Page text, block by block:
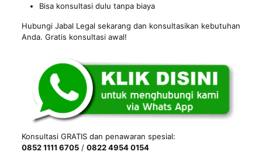
Bisa konsultasi dulu tanpa biaya
Hubungi Jabal Legal sekarang dan konsultasikan kebutuhan
Anda. Gratis konsultasi awal!
Konsultasi GRATIS dan penawaran spesial:
0852 1111 6705/ 0822 4954 0154